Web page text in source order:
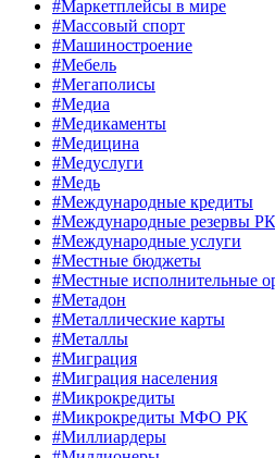
#Маркетплейсы в мире
#Массовый спорт
#Машиностроение
#Мебель
#Мегаполисы
#Медиа
#Медикаменты
#Медицина
#Медуслуги
#Медь
#Международные кредиты
#Международные резервы РК
#Международные услуги
#Местные бюджеты
#Местные исполнительные
#Метадон
#Металлические карты
#Металлы
#Миграция
#Миграция населения
#Микрокредиты
#Микрокредиты МФО РК
#Миллиардеры